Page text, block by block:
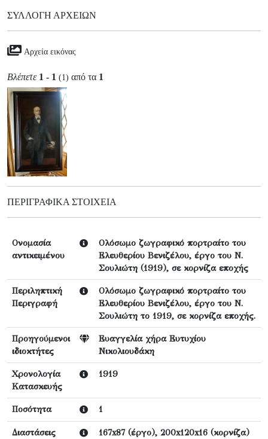
ΣΥΛΛΟΓΉ ΑΡΧΕΊΩΝ
Αρχεία εικόνας
Βλέπετε 1 - 1 (1) από τα 1
ΠΕΡΙΓΡΑΦΙΚΆ ΣΤΟΙΧΕΊΑ
Ονομασία
αντικειμένου
Ολόσωμο ζωγραφικό πορτραίτο του
Ελευθερίου Βενιζέλου, έργο του Ν.
Σουλιώτη (1919), σε κορνίζα εποχής
Περιληπτική
Περιγραφή
Ολόσωμο ζωγραφικό πορτραίτο του
Ελευθερίου Βενιζέλου, έργο του Ν.
Σουλιώτη το 1919, σε κορνίζα εποχής.
Προηγούμενοι
ιδιοκτήτες
Ευαγγελία χήρα Ευτυχίου
Νικολιουδάκη
Χρονολογία
Κατασκευής
1919
Ποσότητα 1
Διαστάσεις
167x87 (έργο), 200x120x16 (κορνίζα)